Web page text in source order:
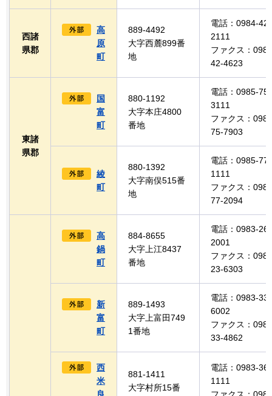
西諸
県郡
高
原
町
889-4492
大字西麓899番
地
電話：0984-42-
2111
ファクス：
42-4623
東諸
県郡
国
富
町
880-1192
大字本庄4800
番地
電話：0985-75-
3111
ファクス：
75-7903
綾
町
880-1392
大字南俣515番
地
電話：0985-77-
1111
ファクス：
77-2094
高
鍋
町
884-8655
大字上江8437
番地
電話：0983-26-
2001
ファクス：
23-6303
新
富
町
889-1493
大字上富田749
1番地
電話：0983-33-
6002
ファクス：
33-4862
西
米
良
881-1411
大字村所15番
電話：0983-36-
1111
ファクス：